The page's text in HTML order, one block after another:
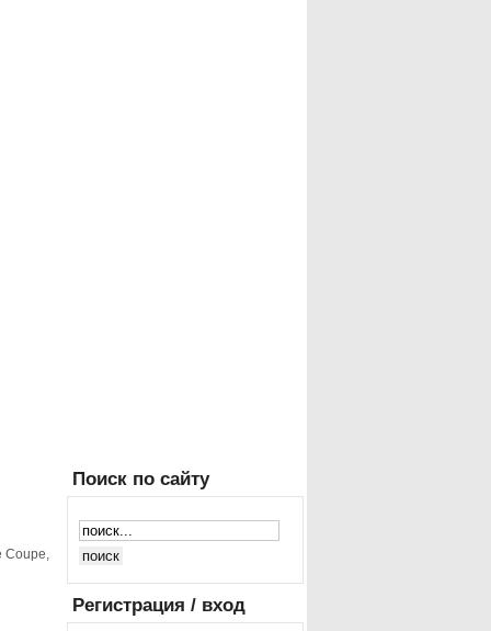
Coupe,
Поиск по сайту
Регистрация / вход